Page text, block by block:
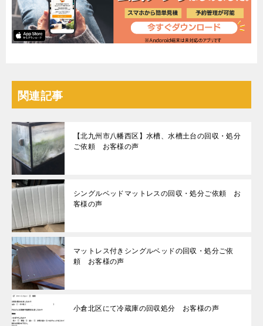
関連記事
【北九州市八幡西区】水槽、水槽土台の回収・処分
ご依頼 お客様の声
シングルベッドマットレスの回収・処分ご依頼 お
客様の声
マットレス付きシングルベッドの回収・処分ご依
頼 お客様の声
小倉北区にて冷蔵庫の回収処分 お客様の声